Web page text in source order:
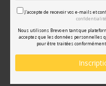
J'accepte de recevoir vos e-mails et
Nous utilisons Brevo en tant que
acceptez que les données personnelles
pour être traitées conformément